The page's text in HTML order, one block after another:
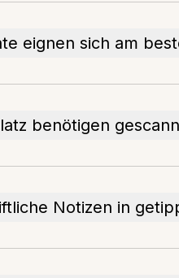
eignen sich am
benötigen
Notizen in